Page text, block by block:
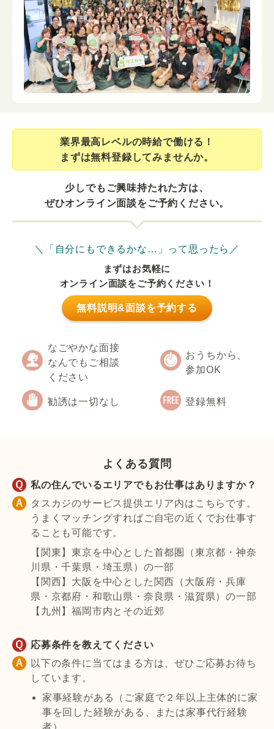
業界最⾼レベルの時給で働ける！
まずは無料登録してみませんか。
少しでもご興味持たれた方は、
ぜひオンライン面談をご予約ください。
＼「自分にもできるかな…」って思ったら／
まずはお気軽に
オンライン面談をご予約ください！
無料説明&面談を予約する
なごやかな面接
なんでもご相談
ください
おうちから、
参加OK
勧誘は一切なし 登録無料
よくある質問
私の住んでいるエリアでもお仕事はありますか？
タスカジのサービス提供エリア内はこちらです。
うまくマッチングすればご自宅の近くでお仕事す
ることも可能です。
【関東】東京を中心とした首都圏（東京都・神奈
川県・千葉県・埼玉県）の一部
【関西】大阪を中心とした関西（大阪府・兵庫
県・京都府・和歌山県・奈良県・滋賀県）の一部
【九州】福岡市内とその近郊
応募条件を教えてください
以下の条件に当てはまる方は、ぜひご応募お待ち
しています。
家事経験がある（ご家庭で２年以上主体的に家
事を回した経験がある、または家事代行経験
者）